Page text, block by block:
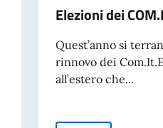
Elezioni dei
Quest’anno si
rinnovo dei
all’estero che...